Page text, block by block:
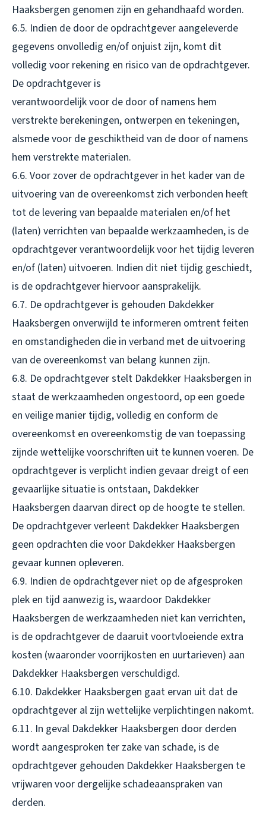
Haaksbergen genomen zijn en gehandhaafd worden.
6.5. Indien de door de opdrachtgever aangeleverde
gegevens onvolledig en/of onjuist zijn, komt dit
volledig voor rekening en risico van de opdrachtgever.
De opdrachtgever is
verantwoordelijk voor de door of namens hem
verstrekte berekeningen, ontwerpen en tekeningen,
alsmede voor de geschiktheid van de door of namens
hem verstrekte materialen.
6.6. Voor zover de opdrachtgever in het kader van de
uitvoering van de overeenkomst zich verbonden heeft
tot de levering van bepaalde materialen en/of het
(laten) verrichten van bepaalde werkzaamheden, is de
opdrachtgever verantwoordelijk voor het tijdig leveren
en/of (laten) uitvoeren. Indien dit niet tijdig geschiedt,
is de opdrachtgever hiervoor aansprakelijk.
6.7. De opdrachtgever is gehouden Dakdekker
Haaksbergen onverwijld te informeren omtrent feiten
en omstandigheden die in verband met de uitvoering
van de overeenkomst van belang kunnen zijn.
6.8. De opdrachtgever stelt Dakdekker Haaksbergen in
staat de werkzaamheden ongestoord, op een goede
en veilige manier tijdig, volledig en conform de
overeenkomst en overeenkomstig de van toepassing
zijnde wettelijke voorschriften uit te kunnen voeren. De
opdrachtgever is verplicht indien gevaar dreigt of een
gevaarlijke situatie is ontstaan, Dakdekker
Haaksbergen daarvan direct op de hoogte te stellen.
De opdrachtgever verleent Dakdekker Haaksbergen
geen opdrachten die voor Dakdekker Haaksbergen
gevaar kunnen opleveren.
6.9. Indien de opdrachtgever niet op de afgesproken
plek en tijd aanwezig is, waardoor Dakdekker
Haaksbergen de werkzaamheden niet kan verrichten,
is de opdrachtgever de daaruit voortvloeiende extra
kosten (waaronder voorrijkosten en uurtarieven) aan
Dakdekker Haaksbergen verschuldigd.
6.10. Dakdekker Haaksbergen gaat ervan uit dat de
opdrachtgever al zijn wettelijke verplichtingen nakomt.
6.11. In geval Dakdekker Haaksbergen door derden
wordt aangesproken ter zake van schade, is de
opdrachtgever gehouden Dakdekker Haaksbergen te
vrijwaren voor dergelijke schadeaanspraken van
derden.